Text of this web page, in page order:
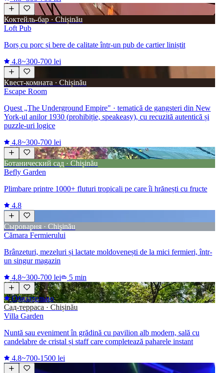
Коктейль-бар · Chișinău
Loft Pub
Borș cu porc și bere de calitate într-un pub de cartier liniștit
4.8~300-700 lei
Квест-комната · Chișinău
Escape Room
Quest „The Underground Empire" · tematică de gangsteri din New
York-ul anilor 1930 (prohibiție, speakeasy), cu recuzită autentică și
puzzle-uri logice
4.8~300-700 lei
Ботанический сад · Chișinău
Befly Garden
Plimbare printre 1000+ fluturi tropicali pe care îi hrănești cu fructe
4.8
Сыроварня · Chișinău
Cămara Fermierului
Brânzeturi, mezeluri și lactate moldovenești de la mici fermieri, într-
un singur magazin
4.8~300-700 lei 5 min
Обязательно
Сад-терраса · Chișinău
Villa Garden
Nuntă sau eveniment în grădină cu pavilion alb modern, sală cu
candelabre de cristal și staff care completează paharele instant
4.8~700-1500 lei